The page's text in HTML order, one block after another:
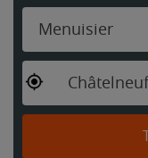
Menuisier